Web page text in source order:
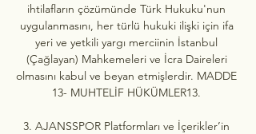
ihtilafların çözümünde Türk Hukuku'nun
uygulanmasını, her türlü hukuki ilişki için ifa
yeri ve yetkili yargı merciinin İstanbul
(Çağlayan) Mahkemeleri ve İcra Daireleri
olmasını kabul ve beyan etmişlerdir. MADDE
13- MUHTELİF HÜKÜMLER13.
3. AJANSSPOR Platformları ve İçerikler’in